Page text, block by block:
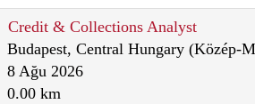
Credit & Collections Analyst
Budapest, Central Hungary (Közép-
8 Ağu 2026
0.00 km